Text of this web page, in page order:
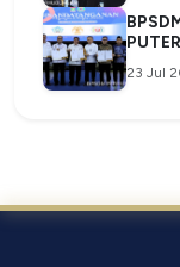
23 Jul